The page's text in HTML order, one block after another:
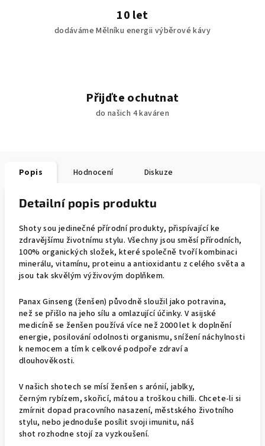
10 let
dodáváme Mělníku energii výběrové kávy
Přijďte ochutnat
do našich 4 kaváren
Popis Hodnocení Diskuze
Detailní popis produktu
Shoty sou jedinečné přírodní produkty, přispívající ke
zdravějšímu životnímu stylu. Všechny jsou směsí přírodních,
100% organických složek, které společně tvoří kombinaci
minerálu, vitamínu, proteinu a antioxidantu z celého světa a
jsou tak skvělým výživovým doplňkem.
Panax Ginseng (ženšen) původně sloužil jako potravina,
než se přišlo na jeho sílu a omlazující účinky. V asijské
medicíně se ženšen používá více než 2000 let k doplnění
energie, posilování odolnosti organismu, snížení náchylnosti
k nemocem a tím k celkové podpoře zdraví a
dlouhověkosti.
V našich shotech se mísí ženšen s arónií, jablky,
černým rybízem, skořicí, mátou a troškou chilli. Chcete-li si
zmírnit dopad pracovního nasazení, městského životního
stylu, nebo jednoduše posílit svoji imunitu, náš
shot rozhodne stojí za vyzkoušení.